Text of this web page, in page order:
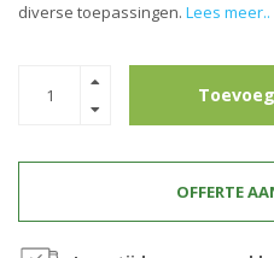
diverse toepassingen. Lees meer..
OFFERTE